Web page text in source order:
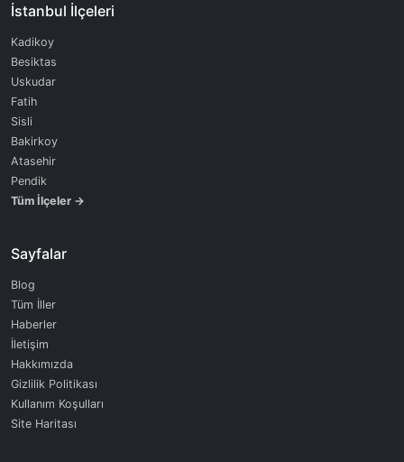
İstanbul İlçeleri
Kadikoy
Besiktas
Uskudar
Fatih
Sisli
Bakirkoy
Atasehir
Pendik
Tüm İlçeler →
Sayfalar
Blog
Tüm İller
Haberler
İletişim
Hakkımızda
Gizlilik Politikası
Kullanım Koşulları
Site Haritası